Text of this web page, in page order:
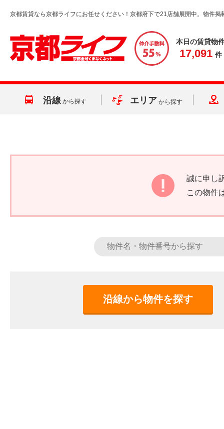
京都賃貸なら京都ライフにお任せください！京都府下で21店舗展開中。物件掲
本日の賃貸物
17,091 件
沿線 から探す エリア から探す
誠に申し
この物件
沿線から物件を探す